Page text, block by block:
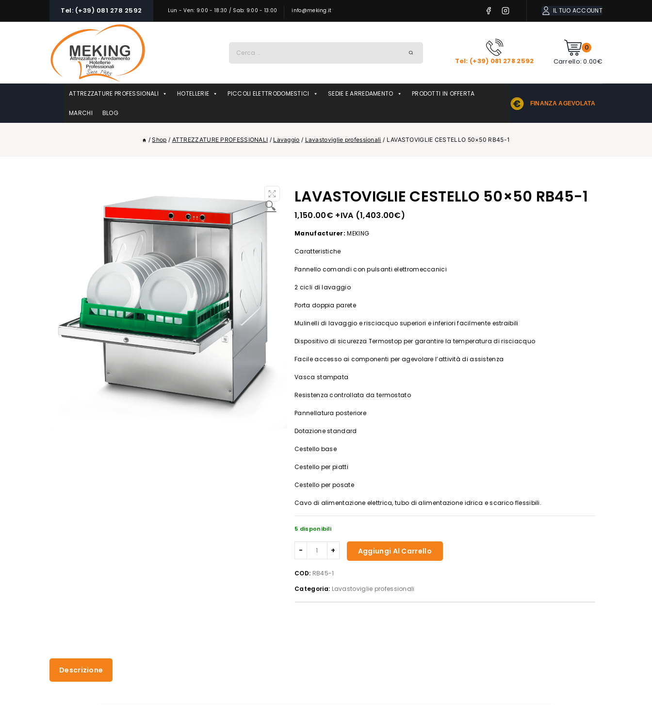
Tel: (+39) 081 278 2592 Lun - Ven: 9:00 - 18:30 / Sab: 9:00 - 13:00 info@meking.it IL TUO ACCOUNT
per:
Tel: (+39) 081 278 2592
0
Carrello: 0.00€
ATTREZZATURE PROFESSIONALI HOTELLERIE PICCOLI ELETTRODOMESTICI SEDIE E ARREDAMENTO PRODOTTI IN OFFERTA
MARCHI BLOG
FINANZA AGEVOLATA
/ Shop / ATTREZZATURE PROFESSIONALI / Lavaggio / Lavastoviglie professionali / LAVASTOVIGLIE CESTELLO 50×50 RB45-1
🔍 LAVASTOVIGLIE CESTELLO 50×50 RB45-1
1,150.00€ +IVA (1,403.00€)
Manufacturer: MEKING
Caratteristiche
Pannello comandi con pulsanti elettromeccanici
2 cicli di lavaggio
Porta doppia parete
Mulinelli di lavaggio e risciacquo superiori e inferiori facilmente estraibili
Dispositivo di sicurezza Termostop per garantire la temperatura di risciacquo
Facile accesso ai componenti per agevolare l’attività di assistenza
Vasca stampata
Resistenza controllata da termostato
Pannellatura posteriore
Dotazione standard
Cestello base
Cestello per piatti
Cestello per posate
Cavo di alimentazione elettrica, tubo di alimentazione idrica e scarico flessibili.
5 disponibili
LAVASTOVIGLIE
CESTELLO
1
quantità
Aggiungi Al Carrello
COD: RB45-1
Categoria: Lavastoviglie professionali
Descrizione